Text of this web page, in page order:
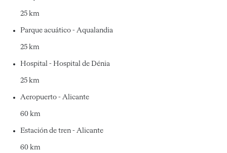
25 km
Parque acuático - Aqualandia
25 km
Hospital - Hospital de Dénia
25 km
Aeropuerto - Alicante
60 km
Estación de tren - Alicante
60 km